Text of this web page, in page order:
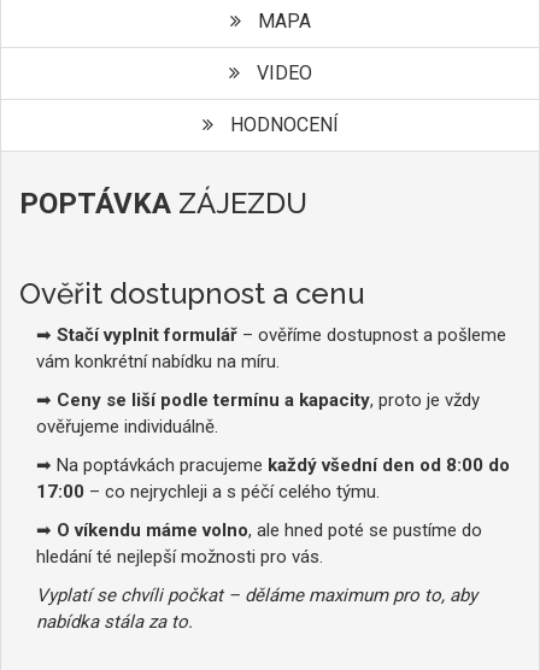
MAPA
VIDEO
HODNOCENÍ
POPTÁVKA ZÁJEZDU
Ověřit dostupnost a cenu
➡ Stačí vyplnit formulář – ověříme dostupnost a pošleme
vám konkrétní nabídku na míru.
➡ Ceny se liší podle termínu a kapacity, proto je vždy
ověřujeme individuálně.
➡ Na poptávkách pracujeme každý všední den od 8:00 do
17:00 – co nejrychleji a s péčí celého týmu.
➡ O víkendu máme volno, ale hned poté se pustíme do
hledání té nejlepší možnosti pro vás.
Vyplatí se chvíli počkat – děláme maximum pro to, aby
nabídka stála za to.